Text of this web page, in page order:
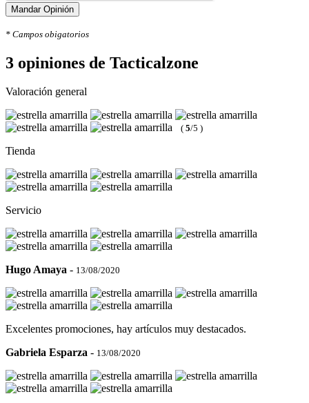
Mandar Opinión
* Campos obigatorios
3 opiniones de Tacticalzone
Valoración general
( 5/5 )
Tienda
Servicio
Hugo Amaya - 13/08/2020
Excelentes promociones, hay artículos muy destacados.
Gabriela Esparza - 13/08/2020